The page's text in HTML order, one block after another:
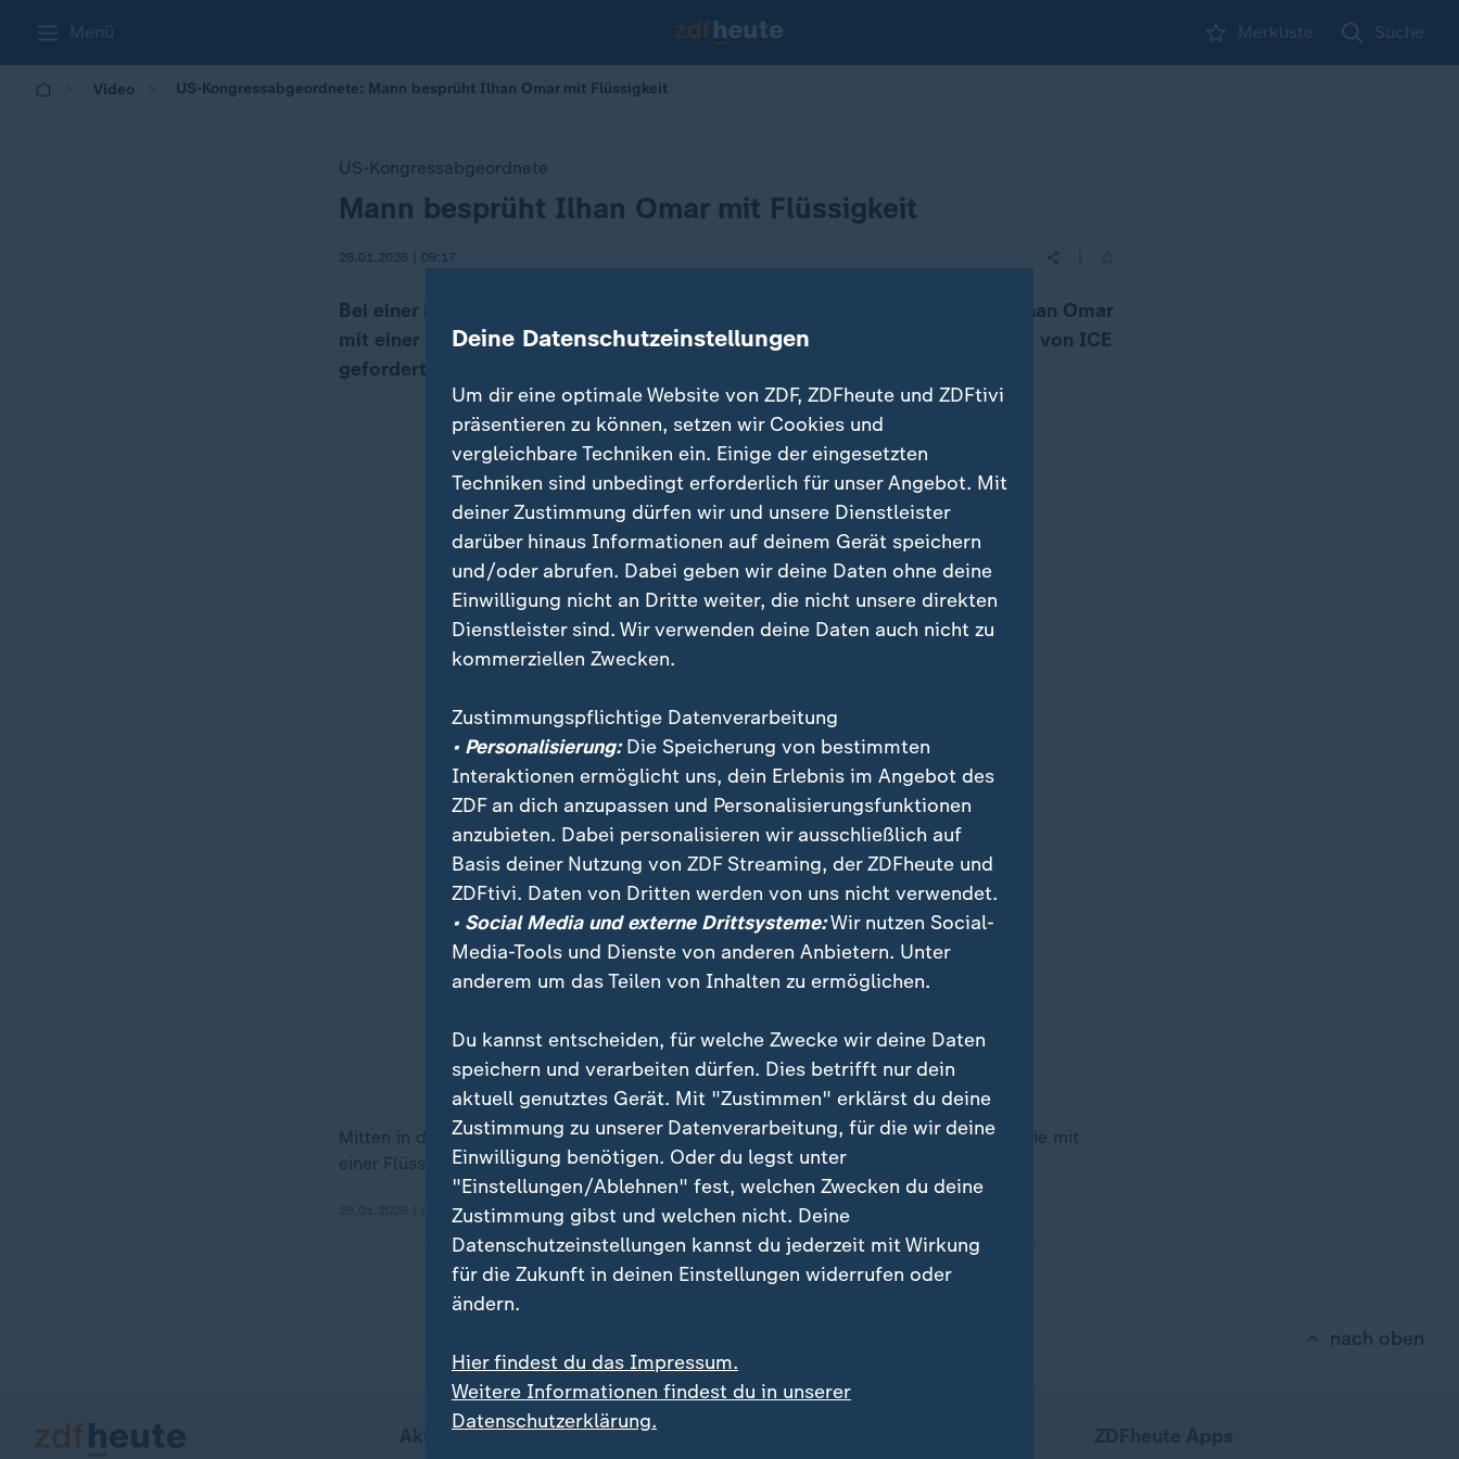
Menü Merkliste Suche
Video US-Kongressabgeordnete: Mann besprüht Ilhan Omar mit Flüssigkeit
US-Kongressabgeordnete
:Mann besprüht Ilhan Omar mit Flüssigkeit
28.01.2026 | 09:17
Bei einer Bürgerversammlung hat ein Mann die US-Kongressabgeordnete Ilhan Omar
mit einer unbekannten Flüssigkeit besprüht. Zuvor hatte sie die Abschaffung von ICE
gefordert.
Mitten in der Rede von Ilhan Omar greift der Mann die Demokratin an und besprüht sie mit
einer Flüssigkeit.
28.01.2026 | 0:35 min
nach oben
Aktuell bei ZDFheute
Deine Datenschutzeinstellungen
Um dir eine optimale Website von ZDF, ZDFheute und ZDFtivi
präsentieren zu können, setzen wir Cookies und
vergleichbare Techniken ein. Einige der eingesetzten
Techniken sind unbedingt erforderlich für unser Angebot. Mit
deiner Zustimmung dürfen wir und unsere Dienstleister
darüber hinaus Informationen auf deinem Gerät speichern
und/oder abrufen. Dabei geben wir deine Daten ohne deine
Einwilligung nicht an Dritte weiter, die nicht unsere direkten
Dienstleister sind. Wir verwenden deine Daten auch nicht zu
kommerziellen Zwecken.
Zustimmungspflichtige Datenverarbeitung
• Personalisierung:Die Speicherung von bestimmten
Interaktionen ermöglicht uns, dein Erlebnis im Angebot des
ZDF an dich anzupassen und Personalisierungsfunktionen
anzubieten. Dabei personalisieren wir ausschließlich auf
Basis deiner Nutzung von ZDF Streaming, der ZDFheute und
ZDFtivi. Daten von Dritten werden von uns nicht verwendet.
• Social Media und externe Drittsysteme:Wir nutzen Social-
Media-Tools und Dienste von anderen Anbietern. Unter
anderem um das Teilen von Inhalten zu ermöglichen.
Du kannst entscheiden, für welche Zwecke wir deine Daten
speichern und verarbeiten dürfen. Dies betrifft nur dein
aktuell genutztes Gerät. Mit "Zustimmen" erklärst du deine
Zustimmung zu unserer Datenverarbeitung, für die wir deine
Einwilligung benötigen. Oder du legst unter
"Einstellungen/Ablehnen" fest, welchen Zwecken du deine
Zustimmung gibst und welchen nicht. Deine
Datenschutzeinstellungen kannst du jederzeit mit Wirkung
für die Zukunft in deinen Einstellungen widerrufen oder
ändern.
Hier findest du das Impressum.
Weitere Informationen findest du in unserer
Datenschutzerklärung.